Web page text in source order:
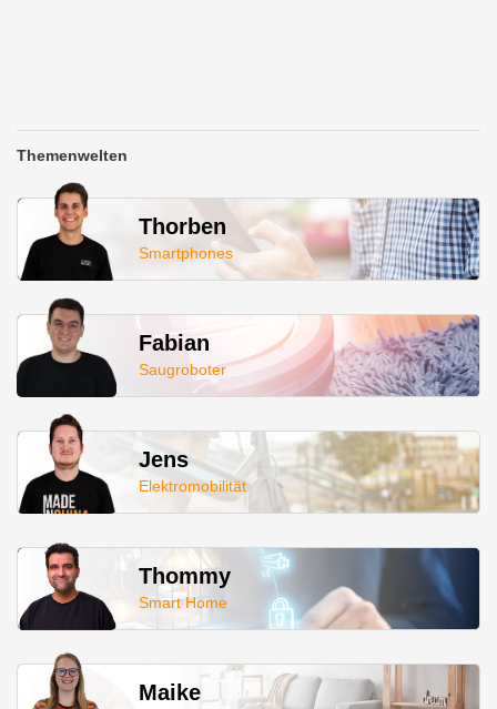
Themenwelten
Thorben
Smartphones
Fabian
Saugroboter
Jens
Elektromobilität
Thommy
Smart Home
Maike